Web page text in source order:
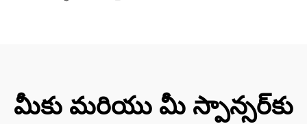
మీకు మరియు మీ స్పాన్సర్‌కు